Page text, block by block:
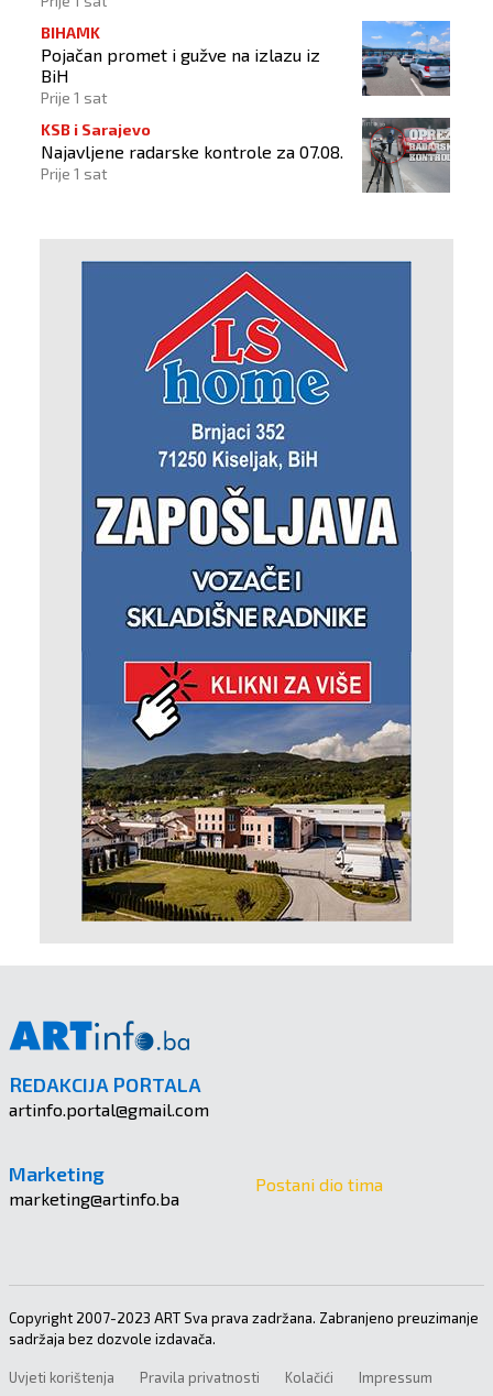
BIHAMK
Pojačan promet i gužve na izlazu iz
BiH
Prije 1 sat
KSB i Sarajevo
Najavljene radarske kontrole za 07.08.
Prije 1 sat
REDAKCIJA PORTALA
artinfo.portal@gmail.com
Marketing
marketing@artinfo.ba
Postani dio tima
Copyright 2007-2023 ART Sva prava zadržana. Zabranjeno preuzimanje
sadržaja bez dozvole izdavača.
Uvjeti korištenja Pravila privatnosti Kolačići Impressum